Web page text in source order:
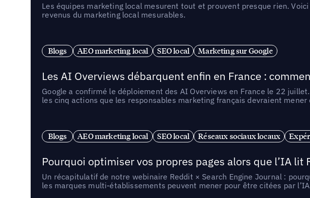
Les équipes marketing local mesurent tout et prouvent presque rien.
revenus du marketing local mesurables.
Blogs AEO marketing local SEO local Marketing sur Google
Les AI Overviews débarquent enfin en France :
Google a confirmé le déploiement des AI Overviews en France le 22
les cinq actions que les responsables marketing français devraient
Blogs AEO marketing local SEO local Réseaux sociaux locaux
Pourquoi optimiser vos propres pages alors que l’IA lit
Un récapitulatif de notre webinaire Reddit × Search Engine Journal :
les marques multi-établissements peuvent mener pour être citées par